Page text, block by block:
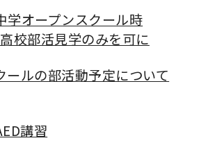
学オープンスクール時
校部活見学のみを可に
ールの部活動予定について
講習